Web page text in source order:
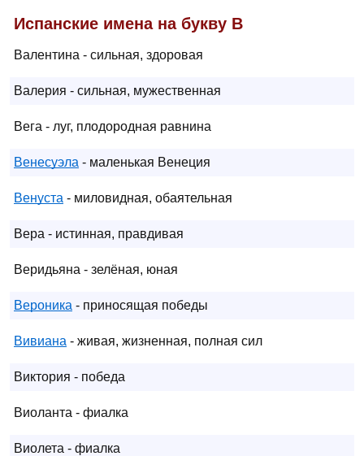
Испанские имена на букву В
Валентина - сильная, здоровая
Валерия - сильная, мужественная
Вега - луг, плодородная равнина
Венесуэла - маленькая Венеция
Венуста - миловидная, обаятельная
Вера - истинная, правдивая
Веридьяна - зелёная, юная
Вероника - приносящая победы
Вивиана - живая, жизненная, полная сил
Виктория - победа
Виоланта - фиалка
Виолета - фиалка